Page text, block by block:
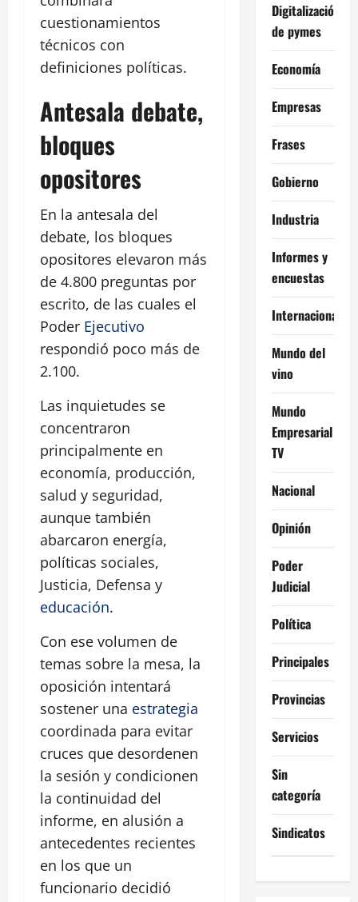
cuestionamientos
técnicos con
definiciones políticas.
Antesala debate,
bloques
opositores
En la antesala del
debate, los bloques
opositores elevaron más
de 4.800 preguntas por
escrito, de las cuales el
Poder Ejecutivo
respondió poco más de
2.100.
Las inquietudes se
concentraron
principalmente en
economía, producción,
salud y seguridad,
aunque también
abarcaron energía,
políticas sociales,
Justicia, Defensa y
educación.
Con ese volumen de
temas sobre la mesa, la
oposición intentará
sostener una estrategia
coordinada para evitar
cruces que desordenen
la sesión y condicionen
la continuidad del
informe, en alusión a
antecedentes recientes
en los que un
funcionario decidió
Digitalización
de pymes
Economía
Empresas
Frases
Gobierno
Industria
Informes y
encuestas
Internacional
Mundo del
vino
Mundo
Empresarial
TV
Nacional
Opinión
Poder
Judicial
Política
Principales
Provincias
Servicios
Sin
categoría
Sindicatos